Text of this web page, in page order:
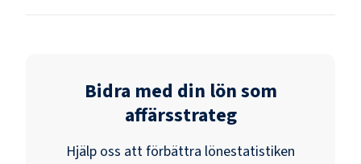
Bidra med din lön som
affärsstrateg
Hjälp oss att förbättra lönestatistiken